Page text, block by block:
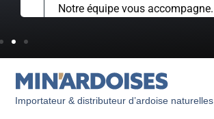
Notre équipe vous accompagne.
Importateur & distributeur d’ardoise naturelles